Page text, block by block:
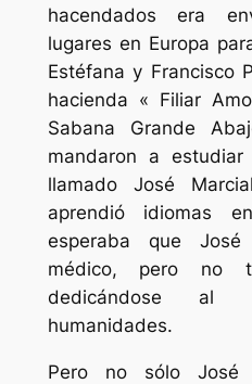
hacendados era
lugares en Europa
Estéfana y Francisco
hacienda « Filiar
Sabana Grande
mandaron a
llamado José
aprendió idiomas
esperaba que
médico, pero no
dedicándose
humanidades.
Pero no sólo José